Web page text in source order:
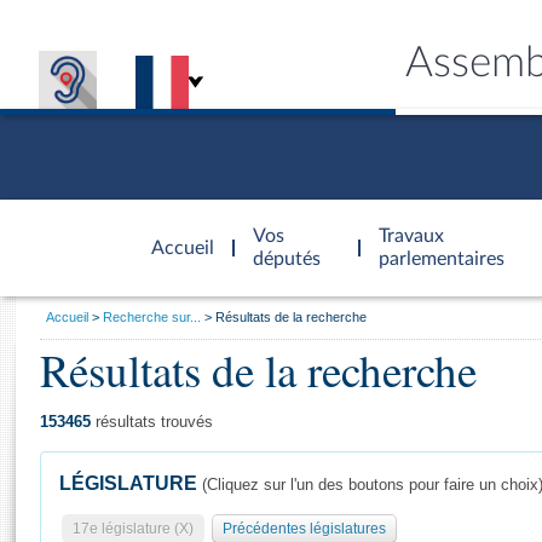
Accueil
d'accueil
Vos
députés
Travaux
parlementaires
Général
Vous
Accueil Recherche sur... Résultats de la recherche
Résultats de la recherche
153465 résultats trouvés
LÉGISLATURE (Cliquez sur l'un des boutons pour faire un choix)
17e législature (X) Précédentes législatures